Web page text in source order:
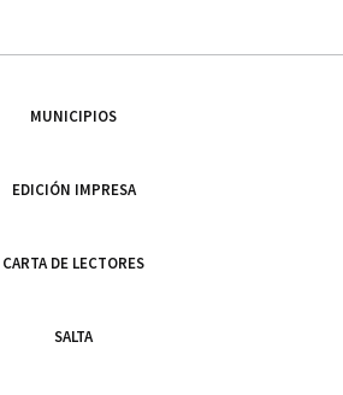
MUNICIPIOS
EDICIÓN IMPRESA
CARTA DE LECTORES
SALTA